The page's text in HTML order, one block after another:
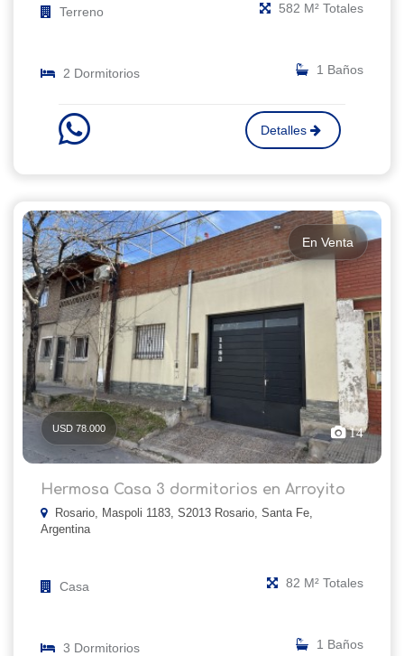
Terreno 582 M² Totales
2 Dormitorios 1 Baños
Detalles
En Venta
USD 78.000 14
Hermosa Casa 3 dormitorios en Arroyito
Rosario, Maspoli 1183, S2013 Rosario, Santa Fe,
Argentina
Casa 82 M² Totales
3 Dormitorios 1 Baños